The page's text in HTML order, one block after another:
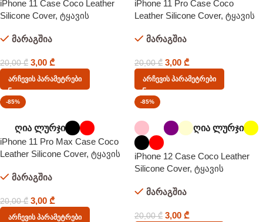
iPhone 11 Case Coco Leather
Silicone Cover, ტყავის
მარაგშია
20,00₾ 3,00 ₾
Არჩევის Პარამეტრები
iPhone 11 Pro Case Coco
Leather Silicone Cover, ტყავის
მარაგშია
20,00₾ 3,00 ₾
Არჩევის Პარამეტრები
-85%
ღია ლურჯი
iPhone 11 Pro Max Case Coco
Leather Silicone Cover, ტყავის
მარაგშია
20,00₾ 3,00 ₾
Არჩევის Პარამეტრები
-85%
ღია ლურჯი
iPhone 12 Case Coco Leather
Silicone Cover, ტყავის
მარაგშია
20,00₾ 3,00 ₾